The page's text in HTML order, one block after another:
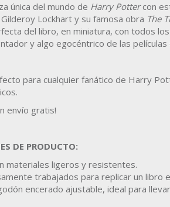
única del mundo de Harry Pottercon
Lockhart y su famosa obra The
del libro, en miniatura, con todos
y algo egocéntrico de las películas
para cualquier fanático de Harry
envío gratis!
DE PRODUCTO:
materiales ligeros y resistentes.
trabajados para replicar un libro
encerado ajustable, ideal para